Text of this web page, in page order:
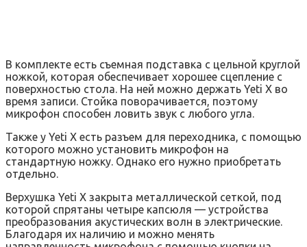
В комплекте есть съемная подставка с цельной круглой
ножкой, которая обеспечивает хорошее сцепление с
поверхностью стола. На ней можно держать Yeti X во
время записи. Стойка поворачивается, поэтому
микрофон способен ловить звук с любого угла.
Также у Yeti X есть разъем для переходника, с помощью
которого можно установить микрофон на
стандартную ножку. Однако его нужно приобретать
отдельно.
Верхушка Yeti X закрыта металлической сеткой, под
которой спрятаны четыре капсюля — устройства
преобразования акустических волн в электрические.
Благодаря их наличию и можно менять